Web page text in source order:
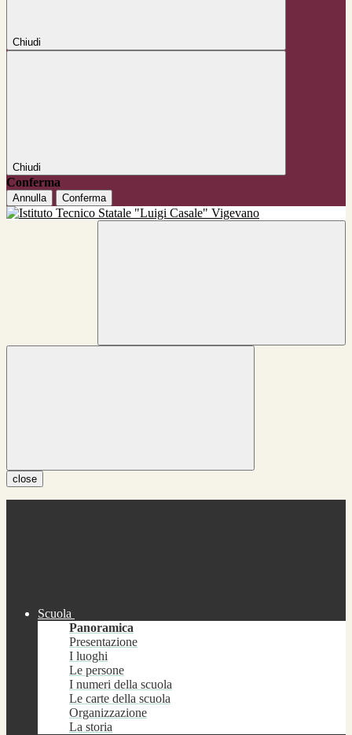
Chiudi
Chiudi
Conferma
Annulla Conferma
close
Scuola
Panoramica
Presentazione
I luoghi
Le persone
I numeri della scuola
Le carte della scuola
Organizzazione
La storia